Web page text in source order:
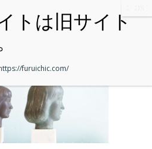
furuichic.com/